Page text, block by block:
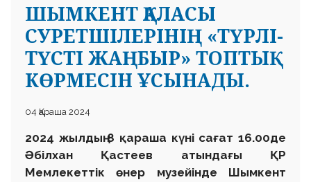
ШЫМКЕНТ ҚАЛАСЫ
СУРЕТШІЛЕРІНІҢ «ТҮРЛІ-
ТҮСТІ ЖАҢБЫР» ТОПТЫҚ
КӨРМЕСІН ҰСЫНАДЫ.
04 Қараша 2024
2024 жылдың 8 қараша күні сағат 16.00де
Әбілхан Қастеев атындағы ҚР
Мемлекеттік өнер музейінде Шымкент